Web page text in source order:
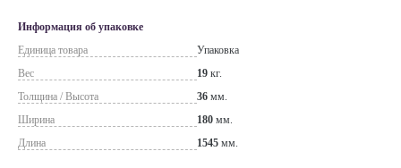
Информация об упаковке
Единица товара
Упаковка
Вес
19 кг.
Толщина / Высота
36 мм.
Ширина
180 мм.
Длина
1545 мм.